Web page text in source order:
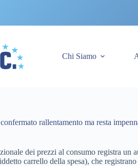
Chi Siamo
rallentamento ma resta
dei prezzi al consumo registra un
carrello della spesa), che